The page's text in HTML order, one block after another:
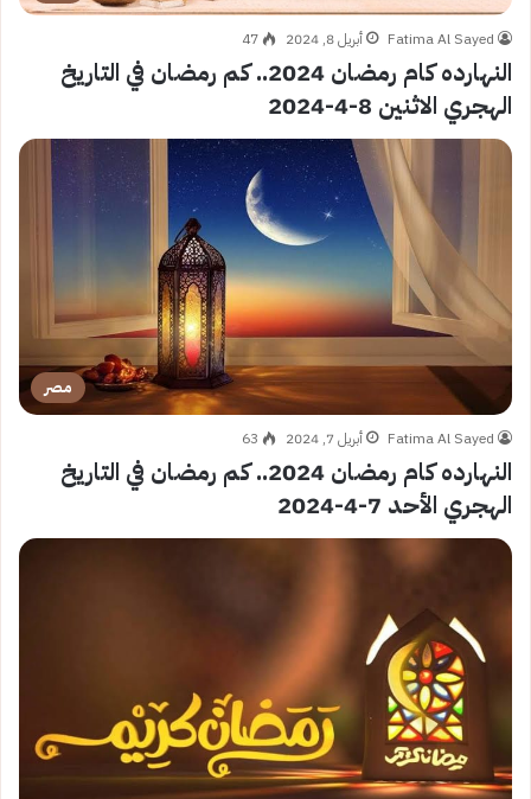
Fatima Al Sayed أبريل 8, 2024 47
النهارده كام رمضان 2024.. كم رمضان في التاريخ
الهجري الاثنين 8-4-2024
مصر
Fatima Al Sayed أبريل 7, 2024 63
النهارده كام رمضان 2024.. كم رمضان في التاريخ
الهجري الأحد 7-4-2024